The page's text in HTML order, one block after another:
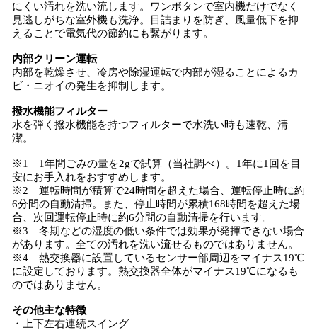
にくい汚れを洗い流します。ワンボタンで室内機だけでなく
見逃しがちな室外機も洗浄。目詰まりを防ぎ、風量低下を抑
えることで電気代の節約にも繋がります。
内部クリーン運転
内部を乾燥させ、冷房や除湿運転で内部が湿ることによるカ
ビ・ニオイの発生を抑制します。
撥水機能フィルター
水を弾く撥水機能を持つフィルターで水洗い時も速乾、清
潔。
※1 1年間ごみの量を2gで試算（当社調べ）。1年に1回を目
安にお手入れをおすすめします。
※2 運転時間が積算で24時間を超えた場合、運転停止時に約
6分間の自動清掃。また、停止時間が累積168時間を超えた場
合、次回運転停止時に約6分間の自動清掃を行います。
※3 冬期などの湿度の低い条件では効果が発揮できない場合
があります。全ての汚れを洗い流せるものではありません。
※4 熱交換器に設置しているセンサー部周辺をマイナス19℃
に設定しております。熱交換器全体がマイナス19℃になるも
のではありません。
その他主な特徴
・上下左右連続スイング